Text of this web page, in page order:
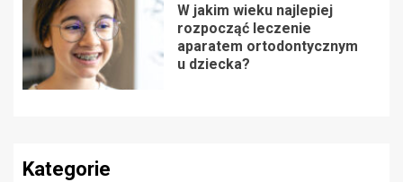
W jakim wieku najlepiej
rozpocząć leczenie
aparatem ortodontycznym
u dziecka?
Kategorie